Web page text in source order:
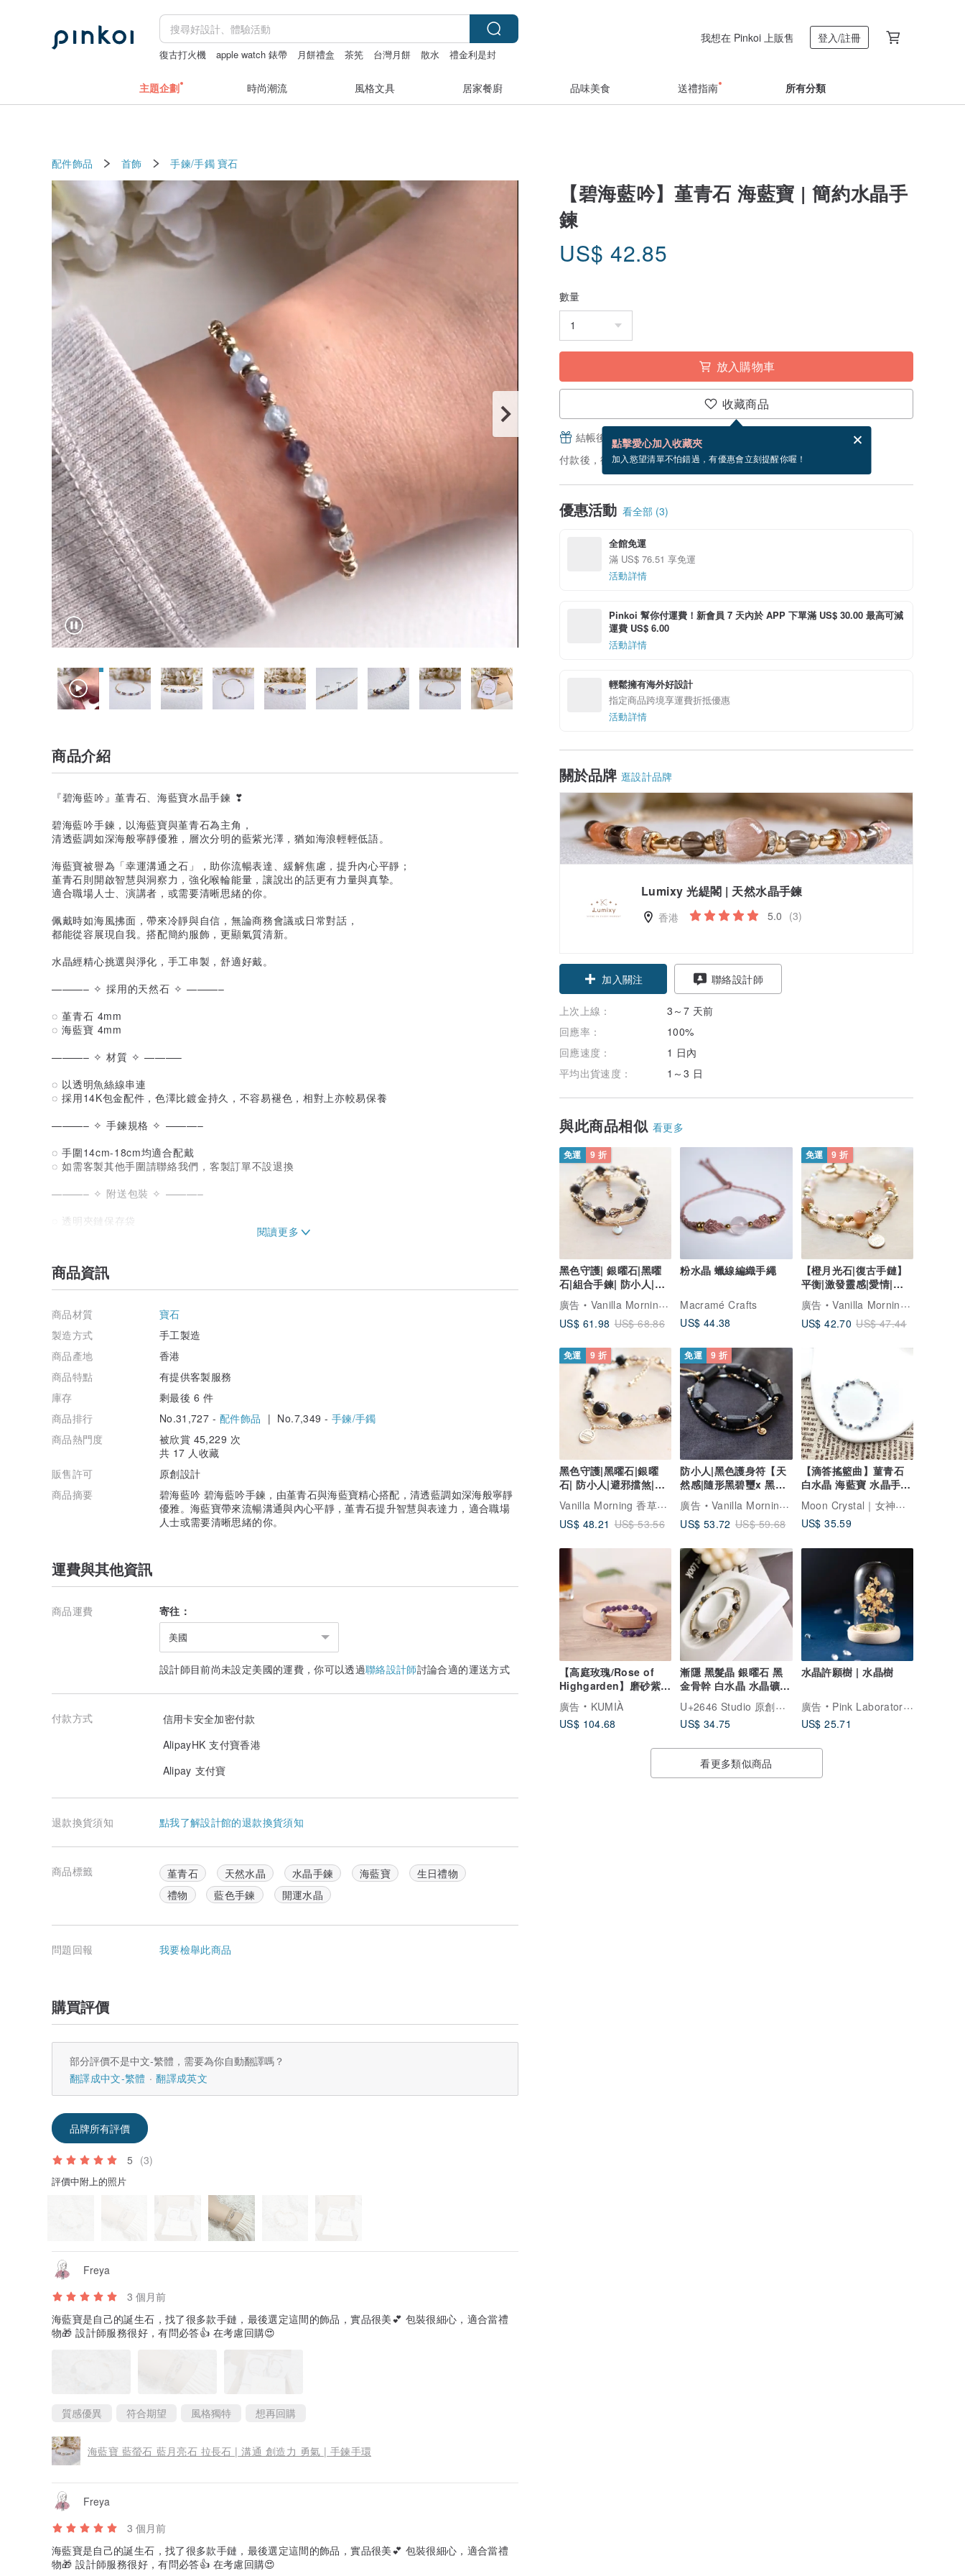
復古打火機 apple watch 錶帶 月餅禮盒 茶筅 台灣月餅 散水
禮金利是封
我想在 Pinkoi 上販售 登入/註冊
主題企劃 時尚潮流 風格文具 居家餐廚 品味美食 送禮指南 所有分類
配件飾品 首飾 手鍊/手鐲 寶石
【碧海藍吟】堇青石 海藍寶 | 簡約水晶手
鍊
US$ 42.85
數量
放入購物車
收藏商品
點擊愛心加入收藏夾
加入慾望清單不怕錯過，有優惠會立刻提醒你喔！
結帳後填寫並分享，免費幫你寄送電子賀卡。
電子賀卡是什麼？
付款後，從備貨到寄出商品為 1 個工作天。（不包含假日）
優惠活動 看全部 (3)
全館免運
滿 US$ 76.51 享免運
活動詳情
Pinkoi 幫你付運費！新會員 7 天內於 APP 下單滿 US$ 30.00 最高可減
運費 US$ 6.00
活動詳情
輕鬆擁有海外好設計
指定商品跨境享運費折抵優惠
活動詳情
關於品牌 逛設計品牌
Lumixy 光緹閣 | 天然水晶手鍊
香港 5.0 (3)
加入關注 聯絡設計師
上次上線：
3～7 天前
回應率：
100%
回應速度：
1 日內
平均出貨速度：
1～3 日
與此商品相似 看更多
免運 9 折
黑色守護| 銀曜石|黑曜
石|組合手鍊| 防小人|驅
走負能量|避邪擋災
廣告
Vanilla Morning 香草的早上
US$ 61.98 US$ 68.86
粉水晶 蠟線編織手繩
Macramé Crafts
US$ 44.38
免運 9 折
【橙月光石|復古手鏈】
平衡|激發靈感|愛情|增
強魅力|自信
廣告
Vanilla Morning 香草的早上
US$ 42.70 US$ 47.44
免運 9 折
黑色守護|黑曜石|銀曜
石| 防小人|避邪擋煞|化
解負能量
Vanilla Morning 香草的早上
US$ 48.21 US$ 53.56
免運 9 折
防小人|黑色護身符【天
然感|隨形黑碧璽x 黑曜
石】
廣告
Vanilla Morning 香草的早上
US$ 53.72 US$ 59.68
【滴答搖籃曲】菫青石
白水晶 海藍寶 水晶手鏈
水晶手鏈 手鍊
Moon Crystal｜女神晶天然水晶手鍊
US$ 35.59
【高庭玫瑰/Rose of
Highgarden】磨砂紫水
晶畢卡索碧玉 水晶手鍊
廣告
KUMIÀ
US$ 104.68
漸隱 黑髮晶 銀曜石 黑
金骨幹 白水晶 水晶礦石
U+2646 Studio 原創手作水晶飾品
US$ 34.75
水晶許願樹 | 水晶樹
廣告
Pink Laboratory 粉紅製造
US$ 25.71
看更多類似商品
商品介紹
『碧海藍吟』堇青石、海藍寶水晶手鍊 ❣︎
碧海藍吟手鍊，以海藍寶與堇青石為主角，
清透藍調如深海般寧靜優雅，層次分明的藍紫光澤，猶如海浪輕輕低語。
海藍寶被譽為「幸運溝通之石」，助你流暢表達、緩解焦慮，提升內心平靜；
堇青石則開啟智慧與洞察力，強化喉輪能量，讓說出的話更有力量與真摯。
適合職場人士、演講者，或需要清晰思緒的你。
佩戴時如海風拂面，帶來冷靜與自信，無論商務會議或日常對話，
都能從容展現自我。搭配簡約服飾，更顯氣質清新。
水晶經精心挑選與淨化，手工串製，舒適好戴。
———– ✧ 採用的天然石 ✧ ———–
◌ 堇青石 4mm
◌ 海藍寶 4mm
———– ✧ 材質 ✧ ———–
◌ 以透明魚絲線串連
◌ 採用14K包金配件，色澤比鍍金持久，不容易褪色，相對上亦較易保養
———– ✧ 手鍊規格 ✧ ———–
◌ 手圍14cm-18cm均適合配戴
◌ 如需客製其他手圍請聯絡我們，客製訂單不設退換
———– ✧ 附送包裝 ✧ ———–
◌ 透明夾鏈保存袋
———– ✧ 製作時間 ✧ ———–
———– ✧ 購買須知 ✧ ———–
› 天然石即使同一種類每顆也會有不同風貌，值得細味品嚐
› 天然石晶體內會帶有棉絮、礦缺或冰裂的現象，是天然石的特質之一
› 避免在運動、睡覺時戴著手鏈
› 商品照片在窗邊自然光下拍攝，在不同螢幕呈現上有一定色差
› 收到商品後如發現商品已損壞，請在一天內通知我們，我們將為你安排退款/更換
› 飾品銜接位皆以人手壓緊非焊接，請輕力對待手鏈 ♥
商品資訊
商品材質
寶石
製造方式
手工製造
商品產地
香港
商品特點
有提供客製服務
庫存
剩最後 6 件
商品排行
No.31,727 - 配件飾品 | No.7,349 -手鍊/手鐲
商品熱門度
被欣賞 45,229 次
共 17 人收藏
販售許可
原創設計
商品摘要
碧海藍吟 碧海藍吟手鍊，由堇青石與海藍寶精心搭配，清透藍調如深海般寧靜
優雅。海藍寶帶來流暢溝通與內心平靜，堇青石提升智慧與表達力，適合職場
人士或需要清晰思緒的你。
運費與其他資訊
商品運費 寄往：
美國
設計師目前尚未設定美國的運費，你可以透過聯絡設計師討論合適的運送方式
付款方式
信用卡安全加密付款
AlipayHK 支付寶香港
Alipay 支付寶
退款換貨須知 點我了解設計館的退款換貨須知
商品標籤 堇青石 天然水晶 水晶手鍊 海藍寶
生日禮物
禮物
藍色手鍊 開運水晶
問題回報 我要檢舉此商品
購買評價
部分評價不是中文-繁體，需要為你自動翻譯嗎？
翻譯成中文-繁體
翻譯成英文
品牌所有評價
5 (3)
評價中附上的照片
Freya
3 個月前
海藍寶是自己的誕生石，找了很多款手鏈，最後選定這間的飾品，實品很美💕 包裝很細心，適合當禮
物🎁 設計師服務很好，有問必答👍 在考慮回購😍
質感優異 符合期望 風格獨特 想再回購
海藍寶 藍螢石 藍月亮石 拉長石 | 溝通 創造力 勇氣 | 手鍊手環
Freya
3 個月前
海藍寶是自己的誕生石，找了很多款手鏈，最後選定這間的飾品，實品很美💕 包裝很細心，適合當禮
物🎁 設計師服務很好，有問必答👍 在考慮回購😍